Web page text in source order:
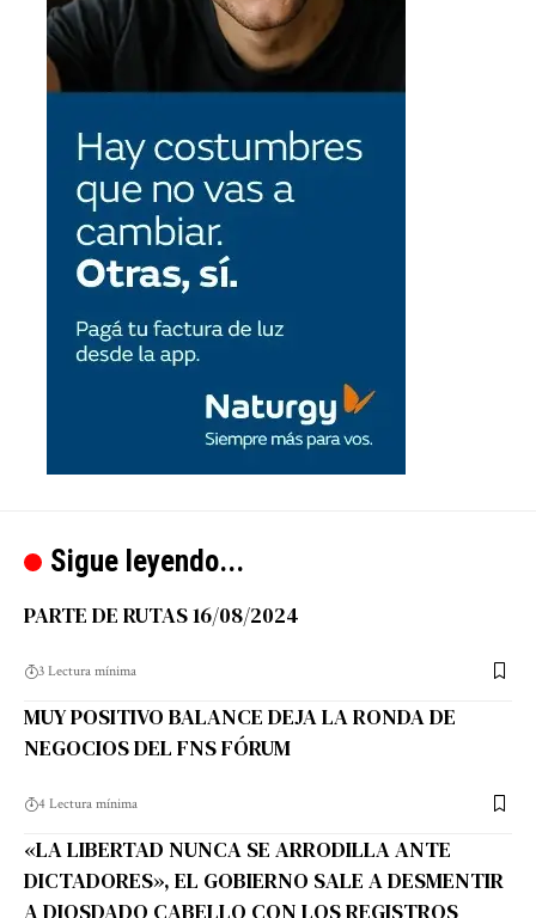
Sigue leyendo...
PARTE DE RUTAS 16/08/2024
3 Lectura mínima
MUY POSITIVO BALANCE DEJA LA RONDA DE
NEGOCIOS DEL FNS FÓRUM
4 Lectura mínima
«LA LIBERTAD NUNCA SE ARRODILLA ANTE
DICTADORES», EL GOBIERNO SALE A DESMENTIR
A DIOSDADO CABELLO CON LOS REGISTROS